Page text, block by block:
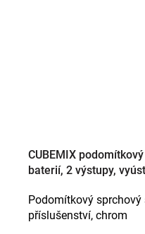
CUBEMIX
baterií, 2 výstupy,
Podomítkový
příslušenství, chrom